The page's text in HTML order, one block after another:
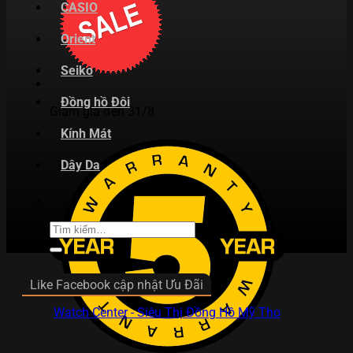
Giảm giá đến 31/8
CASIO
Orient
Seiko
Đồng hồ Đôi
Kính Mát
Dây Da
Tìm
kiếm:
Like Facebook cập nhật Ưu Đãi
Watch Center - Siêu Thị Đồng Hồ Mỹ Tho